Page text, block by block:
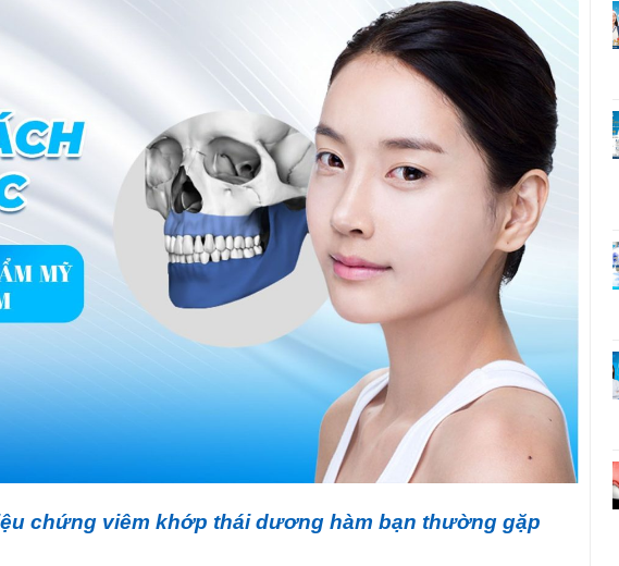
chứng viêm khớp thái dương hàm bạn thường gặp